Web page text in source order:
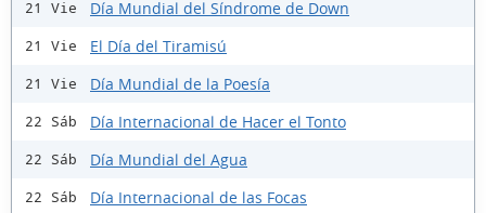
21 Vie Día Mundial del Síndrome de Down
21 Vie El Día del Tiramisú
21 Vie Día Mundial de la Poesía
22 Sáb Día Internacional de Hacer el Tonto
22 Sáb Día Mundial del Agua
22 Sáb Día Internacional de las Focas